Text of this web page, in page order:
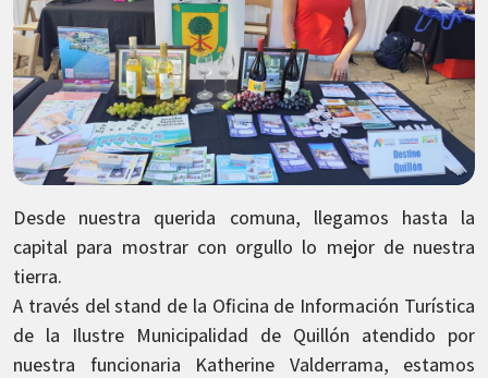
Desde nuestra querida comuna, llegamos hasta la
capital para mostrar con orgullo lo mejor de nuestra
tierra.
A través del stand de la Oficina de Información Turística
de la Ilustre Municipalidad de Quillón atendido por
nuestra funcionaria Katherine Valderrama, estamos